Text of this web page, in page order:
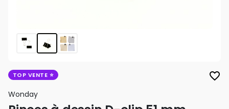
TOP VENTE favorite_border
Wonday